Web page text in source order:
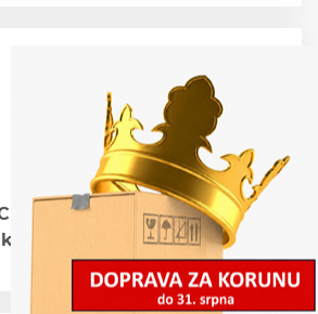
DOVNITŘ OTVORU -
na vyžádání